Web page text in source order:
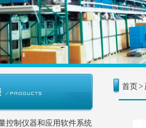
控制仪器和应用软件系统
首页>